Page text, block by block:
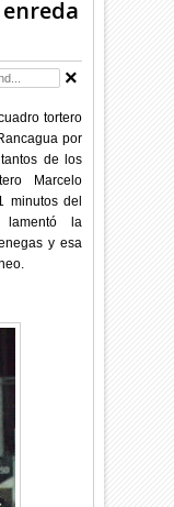
tortero
por
de los
Marcelo
minutos del
lamentó la
y esa